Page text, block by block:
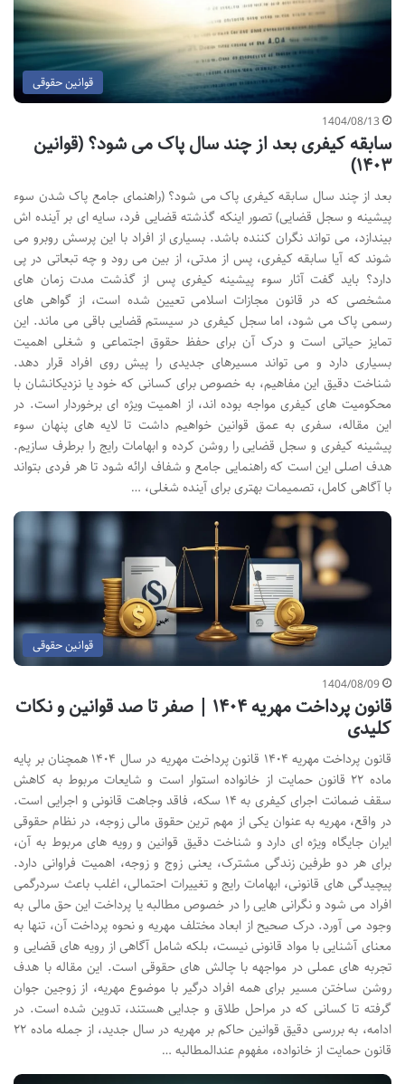
قوانین حقوقی
1404/08/13
سابقه کیفری بعد از چند سال پاک می شود؟ (قوانین
۱۴۰۳)
بعد از چند سال سابقه کیفری پاک می شود؟ (راهنمای جامع پاک شدن سوء
پیشینه و سجل قضایی) تصور اینکه گذشته قضایی فرد، سایه ای بر آینده اش
بیندازد، می تواند نگران کننده باشد. بسیاری از افراد با این پرسش روبرو می
شوند که آیا سابقه کیفری، پس از مدتی، از بین می رود و چه تبعاتی در پی
دارد؟ باید گفت آثار سوء پیشینه کیفری پس از گذشت مدت زمان های
مشخصی که در قانون مجازات اسلامی تعیین شده است، از گواهی های
رسمی پاک می شود، اما سجل کیفری در سیستم قضایی باقی می ماند. این
تمایز حیاتی است و درک آن برای حفظ حقوق اجتماعی و شغلی اهمیت
بسیاری دارد و می تواند مسیرهای جدیدی را پیش روی افراد قرار دهد.
شناخت دقیق این مفاهیم، به خصوص برای کسانی که خود یا نزدیکانشان با
محکومیت های کیفری مواجه بوده اند، از اهمیت ویژه ای برخوردار است. در
این مقاله، سفری به عمق قوانین خواهیم داشت تا لایه های پنهان سوء
پیشینه کیفری و سجل قضایی را روشن کرده و ابهامات رایج را برطرف سازیم.
هدف اصلی این است که راهنمایی جامع و شفاف ارائه شود تا هر فردی بتواند
با آگاهی کامل، تصمیمات بهتری برای آینده شغلی، …
قوانین حقوقی
1404/08/09
قانون پرداخت مهریه ۱۴۰۴ | صفر تا صد قوانین و نکات
کلیدی
قانون پرداخت مهریه ۱۴۰۴ قانون پرداخت مهریه در سال ۱۴۰۴ همچنان بر پایه
ماده ۲۲ قانون حمایت از خانواده استوار است و شایعات مربوط به کاهش
سقف ضمانت اجرای کیفری به ۱۴ سکه، فاقد وجاهت قانونی و اجرایی است.
در واقع، مهریه به عنوان یکی از مهم ترین حقوق مالی زوجه، در نظام حقوقی
ایران جایگاه ویژه ای دارد و شناخت دقیق قوانین و رویه های مربوط به آن،
برای هر دو طرفین زندگی مشترک، یعنی زوج و زوجه، اهمیت فراوانی دارد.
پیچیدگی های قانونی، ابهامات رایج و تغییرات احتمالی، اغلب باعث سردرگمی
افراد می شود و نگرانی هایی را در خصوص مطالبه یا پرداخت این حق مالی به
وجود می آورد. درک صحیح از ابعاد مختلف مهریه و نحوه پرداخت آن، تنها به
معنای آشنایی با مواد قانونی نیست، بلکه شامل آگاهی از رویه های قضایی و
تجربه های عملی در مواجهه با چالش های حقوقی است. این مقاله با هدف
روشن ساختن مسیر برای همه افراد درگیر با موضوع مهریه، از زوجین جوان
گرفته تا کسانی که در مراحل طلاق و جدایی هستند، تدوین شده است. در
ادامه، به بررسی دقیق قوانین حاکم بر مهریه در سال جدید، از جمله ماده ۲۲
قانون حمایت از خانواده، مفهوم عندالمطالبه …